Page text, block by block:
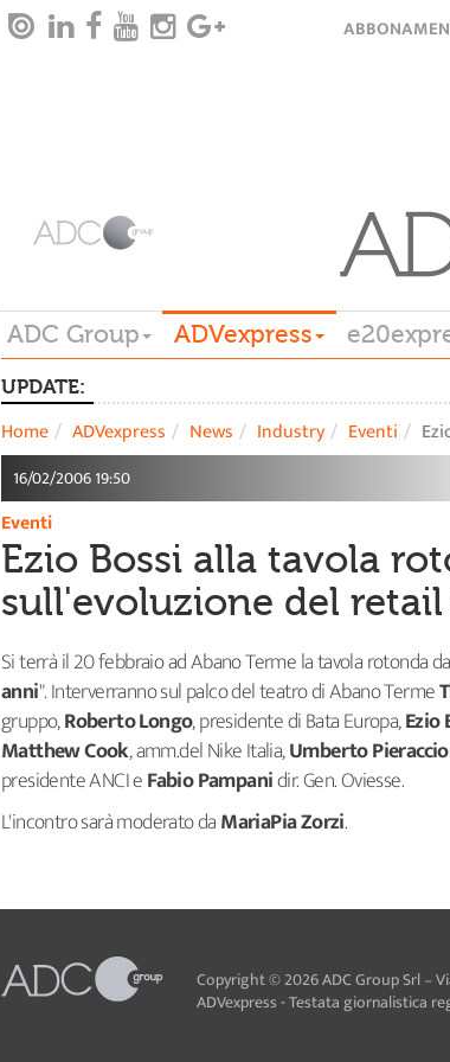
ADC Group ADVexpress
UPDATE:
Home ADVexpress News Industry Eventi
16/02/2006 19:50
Eventi
Ezio Bossi alla tavola
sull'evoluzione del
Si terrà il 20 febbraio ad Abano Terme la tavola rotonda
anni". Interverranno sul palco del teatro di Abano Terme
gruppo,Roberto Longo, presidente di Bata Europa,Ezio
Matthew Cook, amm.del Nike Italia,Umberto
presidente ANCI eFabio Pampanidir. Gen. Oviesse.
L'incontro sarà moderato daMariaPia Zorzi.
Copyright © 2026 ADC Group Srl –
ADVexpress - Testata giornalistica